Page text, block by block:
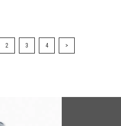
2 3 4 >